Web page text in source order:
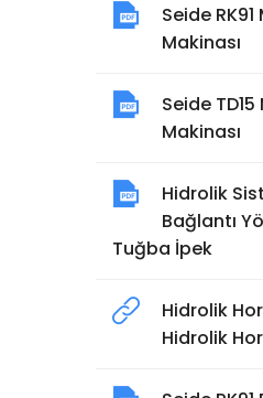
Seide
Makinası
Seide
Makinası
Hidrolik
Bağlantı
Tuğba İpek
Hidrolik
Hidrolik